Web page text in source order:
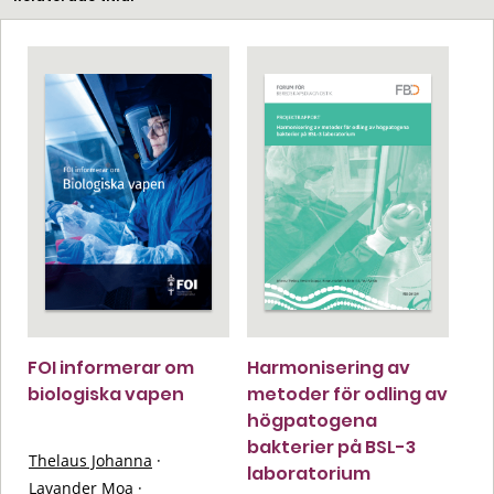
FOI informerar om
biologiska vapen
Thelaus Johanna ·
Lavander Moa ·
Harmonisering av
metoder för odling av
högpatogena
bakterier på BSL-3
laboratorium